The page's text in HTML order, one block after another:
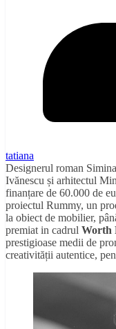
tatiana
Designerul roman
Ivănescu și arhitectul
finanțare de 60.000 de
proiectul Rummy, un
la obiect de mobilier,
premiat in cadrul Worth
prestigioase medii de
creativității autentice,